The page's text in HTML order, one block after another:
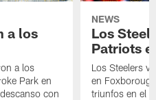
a los
a los
Park en
con
NEWS
Los
Patriots
Los Steelers
en
triunfos en el